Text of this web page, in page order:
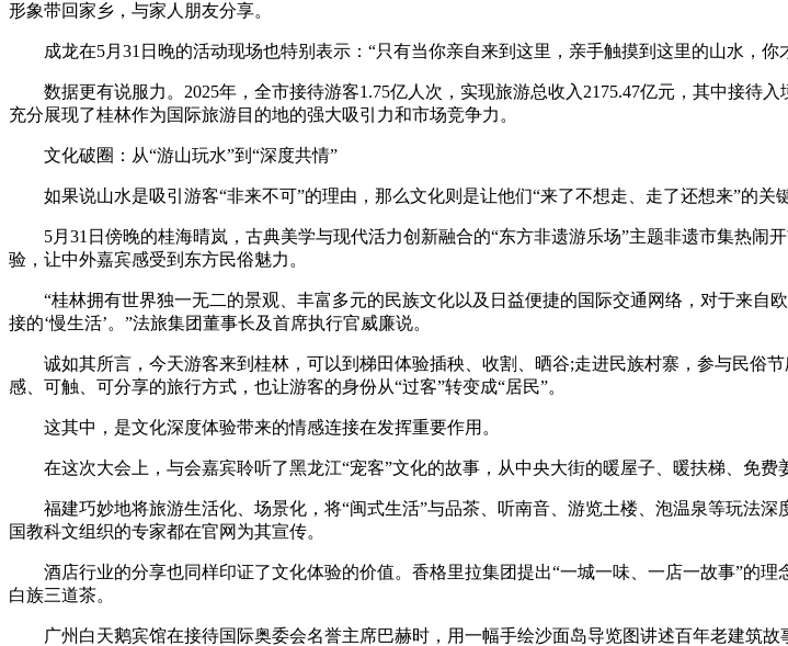
形象带回家乡，与家人朋友分享。
成龙在5月31日晚的活动现场也特别表示：“只有当你亲自来到这里，亲手触摸到这里的山水，你
数据更有说服力。2025年，全市接待游客1.75亿人次，实现旅游总收入2175.47亿元，其中接待入
充分展现了桂林作为国际旅游目的地的强大吸引力和市场竞争力。
文化破圈：从“游山玩水”到“深度共情”
如果说山水是吸引游客“非来不可”的理由，那么文化则是让他们“来了不想走、走了还想来”的关键
5月31日傍晚的桂海晴岚，古典美学与现代活力创新融合的“东方非遗游乐场”主题非遗市集热闹
验，让中外嘉宾感受到东方民俗魅力。
“桂林拥有世界独一无二的景观、丰富多元的民族文化以及日益便捷的国际交通网络，对于来自
接的‘慢生活’。”法旅集团董事长及首席执行官威廉说。
诚如其所言，今天游客来到桂林，可以到梯田体验插秧、收割、晒谷;走进民族村寨，参与民俗
感、可触、可分享的旅行方式，也让游客的身份从“过客”转变成“居民”。
这其中，是文化深度体验带来的情感连接在发挥重要作用。
在这次大会上，与会嘉宾聆听了黑龙江“宠客”文化的故事，从中央大街的暖屋子、暖扶梯、免费
福建巧妙地将旅游生活化、场景化，将“闽式生活”与品茶、听南音、游览土楼、泡温泉等玩法深
国教科文组织的专家都在官网为其宣传。
酒店行业的分享也同样印证了文化体验的价值。香格里拉集团提出“一城一味、一店一故事”的理
白族三道茶。
广州白天鹅宾馆在接待国际奥委会名誉主席巴赫时，用一幅手绘沙面岛导览图讲述百年老建筑故